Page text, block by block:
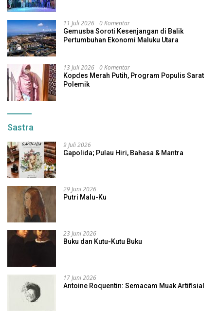
11 Juli 2026 0 Komentar
Gemusba Soroti Kesenjangan di Balik
Pertumbuhan Ekonomi Maluku Utara
13 Juli 2026 0 Komentar
Kopdes Merah Putih, Program Populis Sarat
Polemik
Sastra
9 Juli 2026
Gapolida; Pulau Hiri, Bahasa & Mantra
29 Juni 2026
Putri Malu-Ku
23 Juni 2026
Buku dan Kutu-Kutu Buku
17 Juni 2026
Antoine Roquentin: Semacam Muak Artifisial